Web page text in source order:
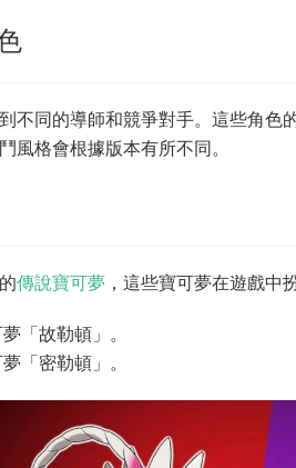
不同的導師和競爭對手。這些角
風格會根據版本有所不同。
傳說寶可夢 ，這些寶可夢在遊戲中
「故勒頓」。
「密勒頓」。